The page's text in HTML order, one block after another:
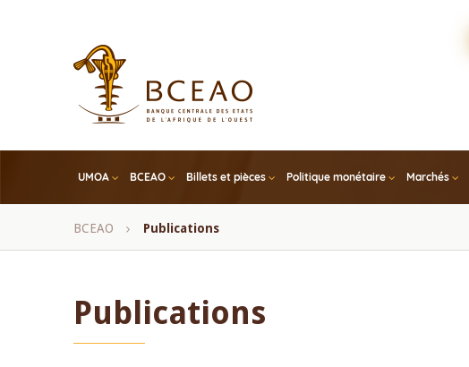
UMOA BCEAO Billets et pièces Politique monétaire Marchés
Fil
BCEAO Publications
Publications